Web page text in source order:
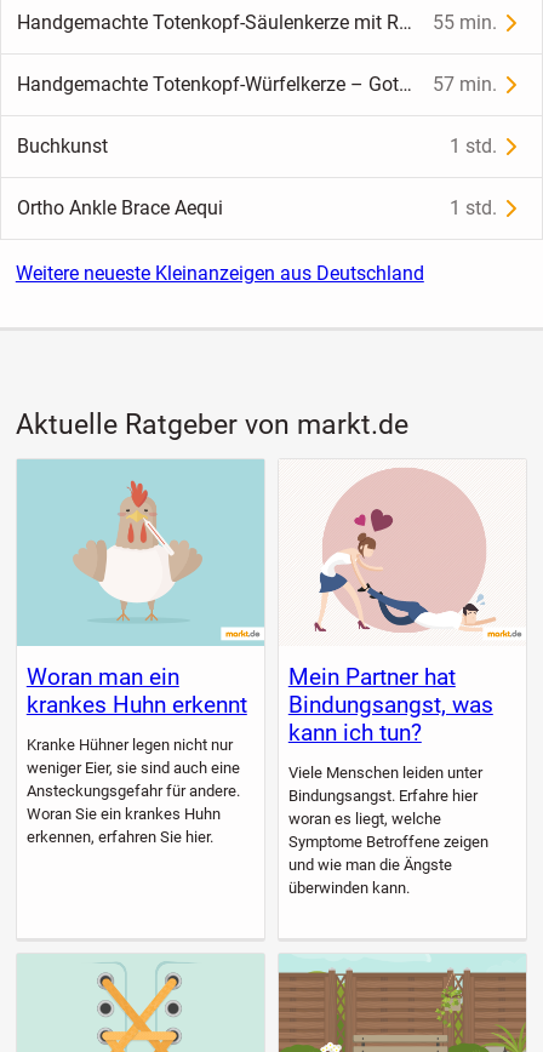
Handgemachte Totenkopf-Säulenkerze mit Rosen & Schlange – Gothic-Deko 55 min.
Handgemachte Totenkopf-Würfelkerze – Gothic & Halloween Deko 57 min.
Buchkunst 1 std.
Ortho Ankle Brace Aequi 1 std.
Weitere neueste Kleinanzeigen aus Deutschland
Aktuelle Ratgeber von markt.de
Woran man ein
krankes Huhn erkennt
Kranke Hühner legen nicht nur
weniger Eier, sie sind auch eine
Ansteckungsgefahr für andere.
Woran Sie ein krankes Huhn
erkennen, erfahren Sie hier.
Mein Partner hat
Bindungsangst, was
kann ich tun?
Viele Menschen leiden unter
Bindungsangst. Erfahre hier
woran es liegt, welche
Symptome Betroffene zeigen
und wie man die Ängste
überwinden kann.